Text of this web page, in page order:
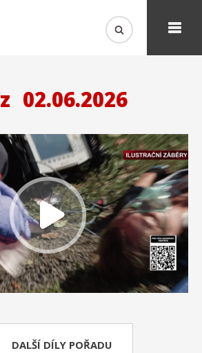
z 02.06.2026
DALŠÍ DÍLY POŘADU